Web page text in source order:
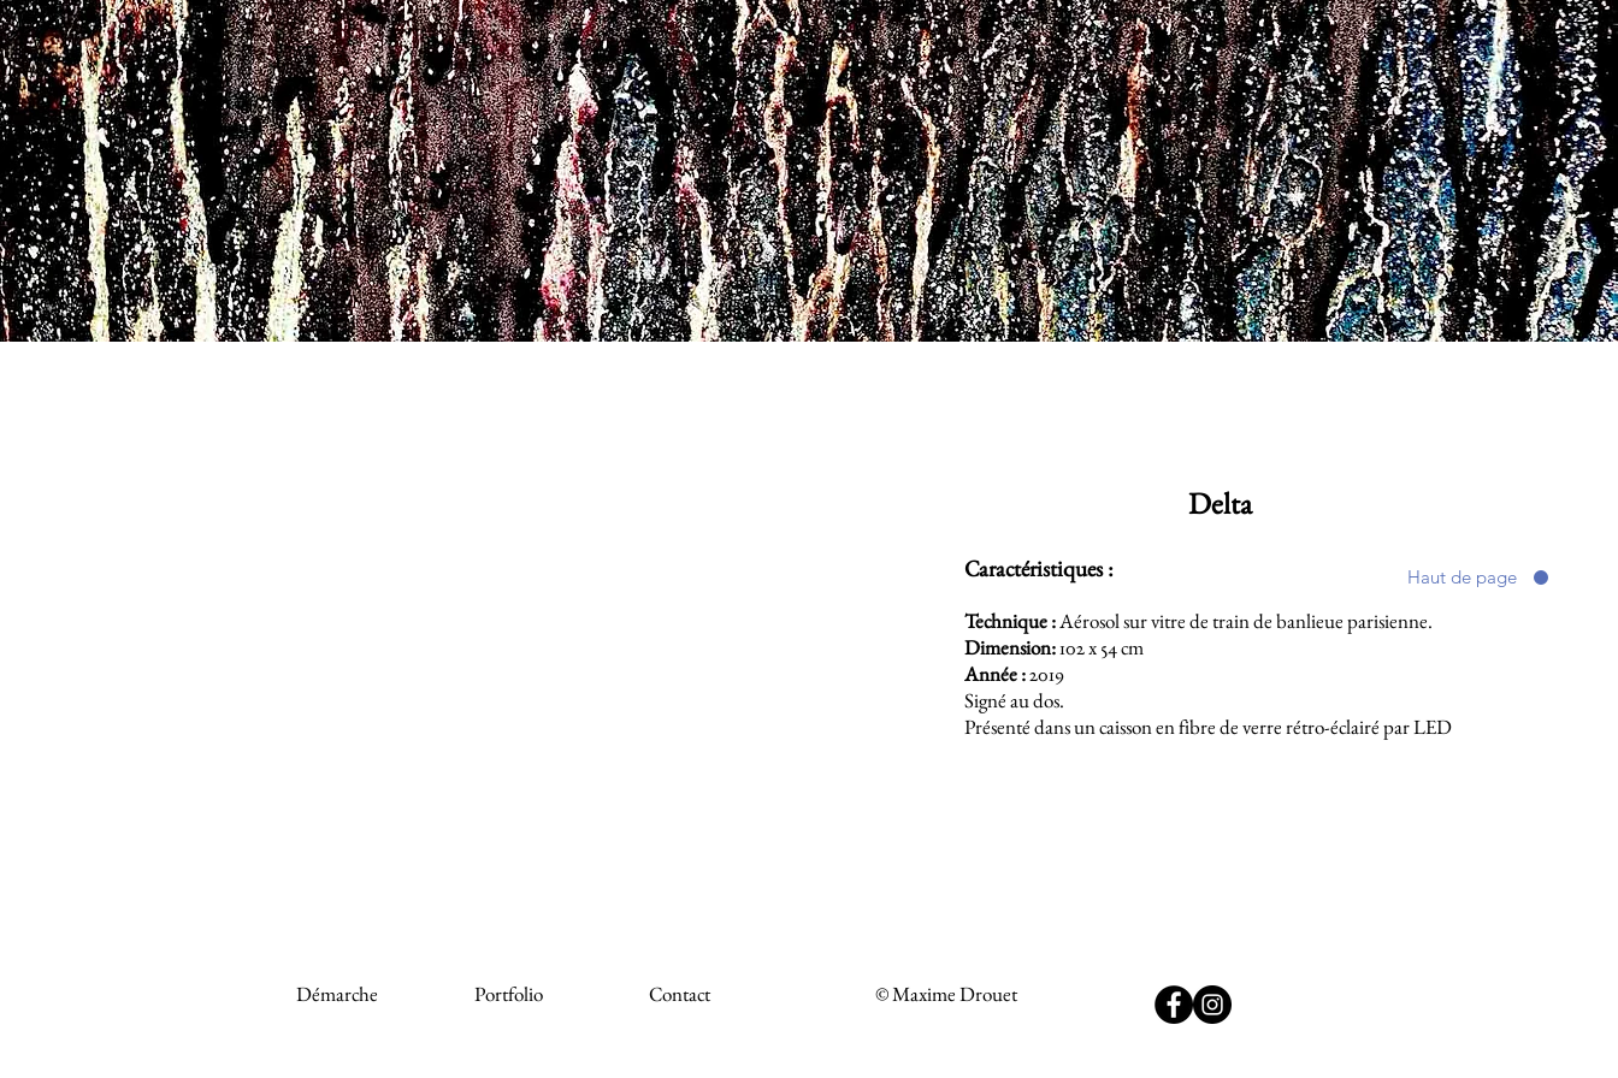
Haut de page
Delta
Caractéristiques :
Technique :Aérosol sur vitre de train de banlieue parisienne.
Dimension:102 x 54 cm
Année :2019
Signé au dos.
Présenté dans un caisson en fibre de verre rétro-éclairé par LED
Démarche Portfolio Contact © Maxime Drouet